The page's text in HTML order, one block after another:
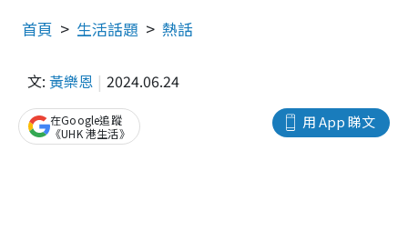
首頁 生活話題 熱話
文: 黃樂恩 2024.06.24
用 App 睇文
在Google追蹤
《UHK 港生活》